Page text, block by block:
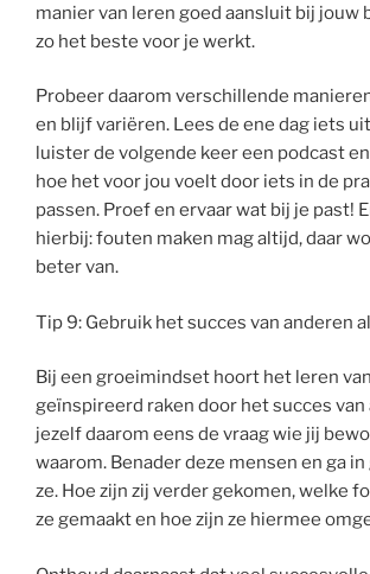
manier van leren goed aansluit bij jouw
zo het beste voor je werkt.
Probeer daarom verschillende
en blijf variëren. Lees de ene dag iets
luister de volgende keer een podcast
hoe het voor jou voelt door iets in de
passen. Proef en ervaar wat bij je past!
hierbij: fouten maken mag altijd, daar
beter van.
Tip 9: Gebruik het succes van anderen
Bij een groeimindset hoort het leren
geïnspireerd raken door het succes van
jezelf daarom eens de vraag wie jij
waarom. Benader deze mensen en ga
ze. Hoe zijn zij verder gekomen, welke
ze gemaakt en hoe zijn ze hiermee